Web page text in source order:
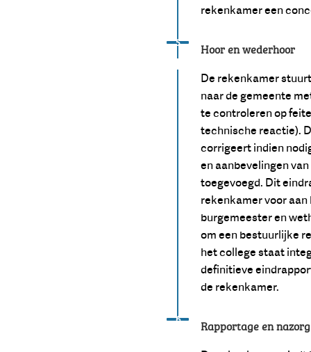
rekenkamer een
Hoor en wederhoor
Status: Actief
Opvolgingsnummer:
5
De rekenkamer
naar de gemeente
te controleren op
technische reactie).
corrigeert indien
en aanbevelingen
toegevoegd. Dit
rekenkamer voor aan
burgemeester en
om een bestuurlijke
het college staat
definitieve
de rekenkamer.
Rapportage en nazorg
Status: Actief
Opvolgingsnummer:
6